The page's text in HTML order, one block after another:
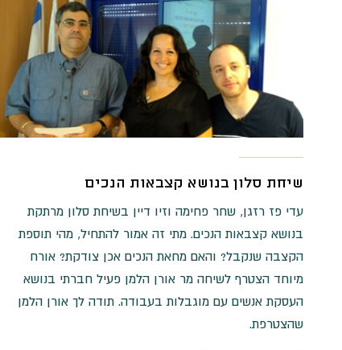
שיחת סלון בנושא קצבאות הנכים
עדי פז רזגן, שחר פחימה וזיו דיין בשיחת סלון מרתקת
בנושא קצבאות הנכים. מתי זה אמור להתחיל, מהי תוספת
הקצבה שנקבל? והאם מחאת הנכים אכן צודקת? אורח
מיוחד הצטרף לשיחה מר אורן הלמן פעיל חברתי בנושא
העסקת אנשים עם מוגבלות בעבודה. תודה לך אורן הלמן
שהצטרפת.